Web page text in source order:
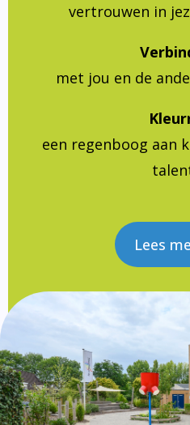
vertrouwen in
met jou en de
een regenboog aan
Lees